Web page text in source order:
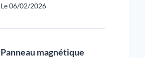
Le 06/02/2026
Panneau magnétique